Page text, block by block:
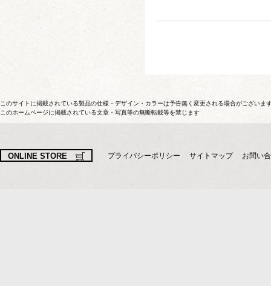
このサイトに掲載されている製品の仕様・デザイン・カラーは予告無く変更される場合がござい
このホームページに掲載されている文章・写真等の無断転載等を禁じます
ONLINE STORE プライバシーポリシー サイトマップ お問い